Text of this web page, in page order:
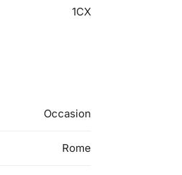
1CX
Occasion
Rome